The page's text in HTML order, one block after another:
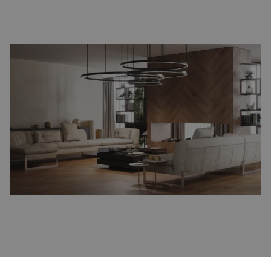
Houtlook vloertegels
combineren de warme uitstraling van een
houten vloer met het onderhoudsgemak van keramiek. Ze zijn
verkrijgbaar in talloze tinten en structuren, van licht eiken tot
diep notenbruin. Een groot voordeel is dat houtlook tegels in
verschillende legpatronen geplaatst kunnen worden, zoals
visgraat of Hongaarse punt. Zo krijgt u de authentieke uitstraling
van een houten vloer, maar zonder de nadelen van onderhoud.